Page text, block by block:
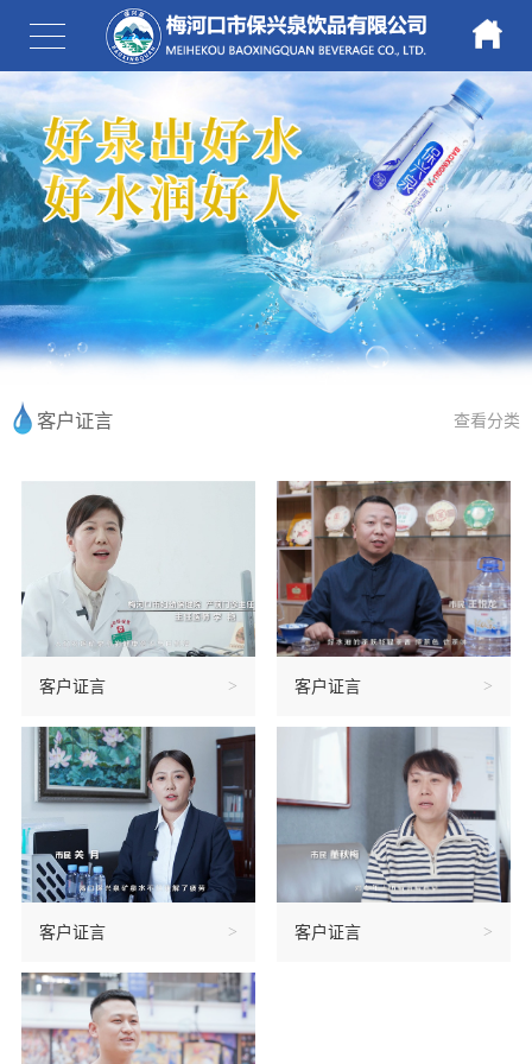
客户证言 查看分类
客户证言 > 客户证言 >
客户证言 > 客户证言 >
扫描二维码 X